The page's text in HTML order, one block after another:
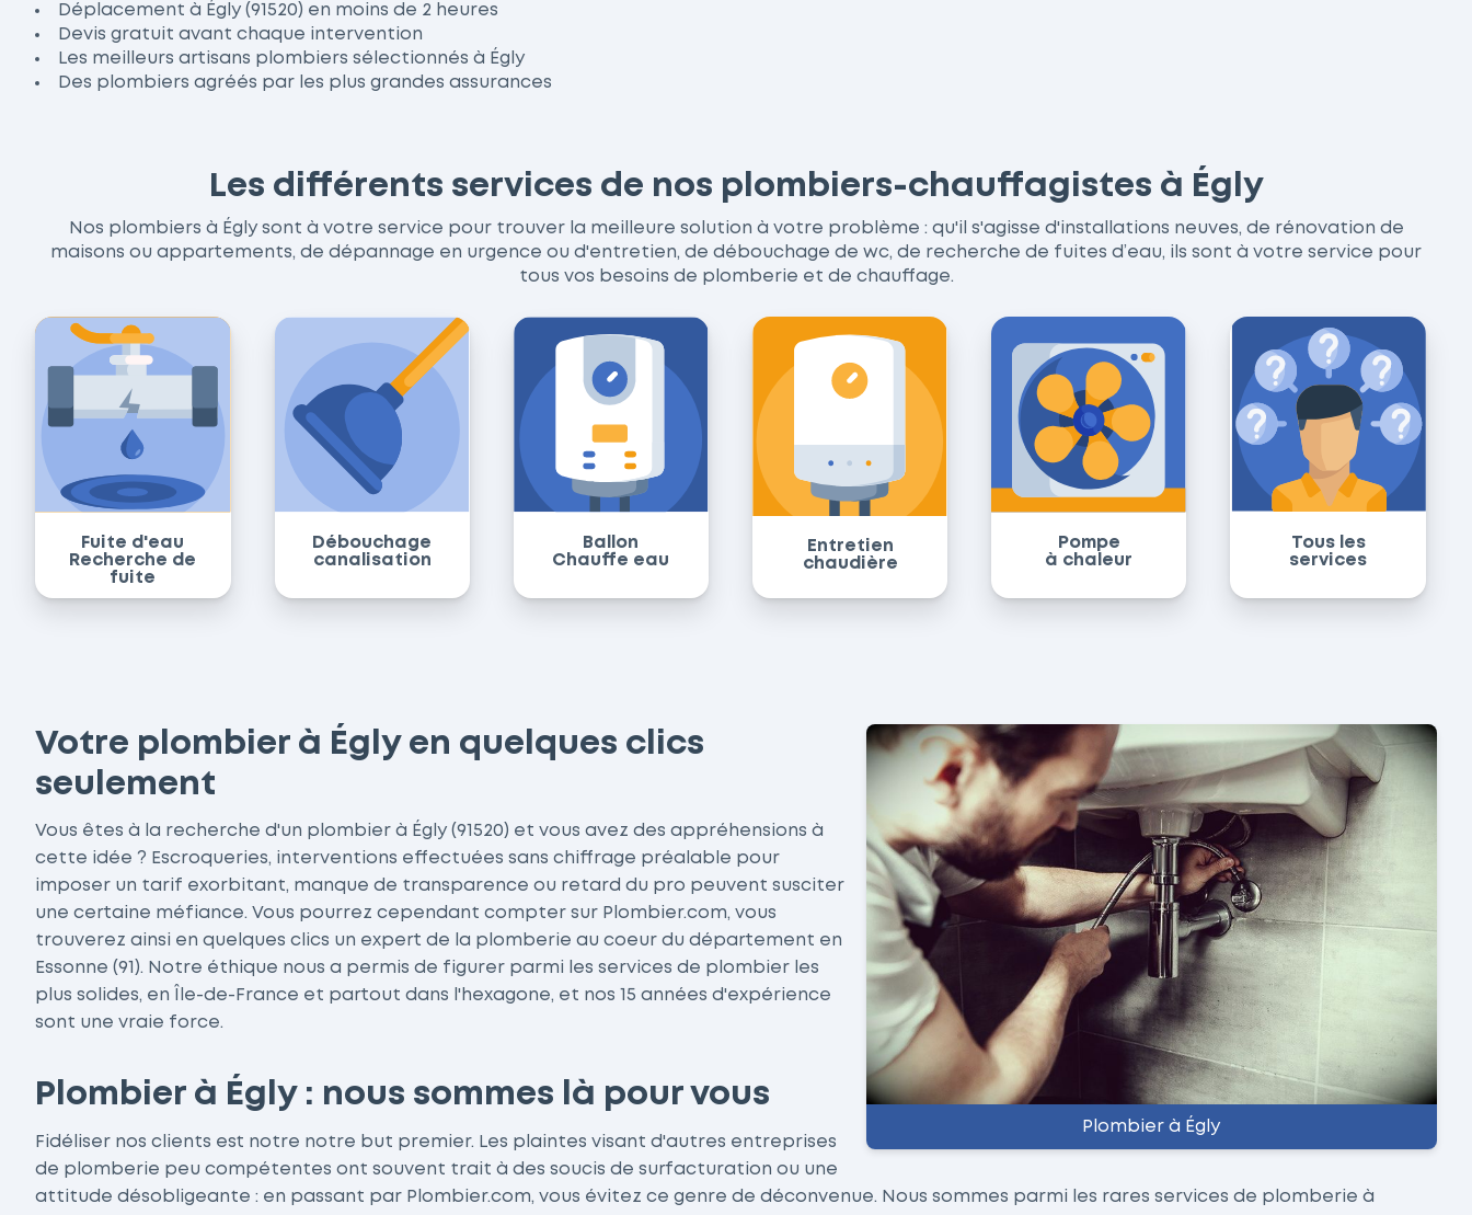
Déplacement à Égly (91520) en moins de 2 heures
Devis gratuit avant chaque intervention
Les meilleurs artisans plombiers sélectionnés à Égly
Des plombiers agréés par les plus grandes assurances
Les différents services de nos plombiers-chauffagistes à Égly
Nos plombiers à Égly sont à votre service pour trouver la meilleure solution à votre problème : qu'il s'agisse d'installations neuves, de rénovation de
maisons ou appartements, de dépannage en urgence ou d'entretien, de débouchage de wc, de recherche de fuites d’eau, ils sont à votre service pour
tous vos besoins de plomberie et de chauffage.
Fuite d'eau
Recherche de
fuite
Débouchage
canalisation
Ballon
Chauffe eau
Entretien
chaudière
Pompe
à chaleur
Tous les
services
Plombier à Égly
Votre plombier à Égly en quelques clics
seulement
Vous êtes à la recherche d'un plombier à Égly (91520) et vous avez des appréhensions à
cette idée ? Escroqueries, interventions effectuées sans chiffrage préalable pour
imposer un tarif exorbitant, manque de transparence ou retard du pro peuvent susciter
une certaine méfiance. Vous pourrez cependant compter sur Plombier.com, vous
trouverez ainsi en quelques clics un expert de la plomberie au coeur du département en
Essonne (91). Notre éthique nous a permis de figurer parmi les services de plombier les
plus solides, en Île-de-France et partout dans l'hexagone, et nos 15 années d'expérience
sont une vraie force.
Plombier à Égly : nous sommes là pour vous
Fidéliser nos clients est notre notre but premier. Les plaintes visant d'autres entreprises
de plomberie peu compétentes ont souvent trait à des soucis de surfacturation ou une
attitude désobligeante : en passant par Plombier.com, vous évitez ce genre de déconvenue. Nous sommes parmi les rares services de plomberie à